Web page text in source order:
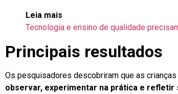
Leia mais
Tecnologia e ensino de qualidade
Principais resultados
Os pesquisadores descobriram que as
observar, experimentar na prática e refletir